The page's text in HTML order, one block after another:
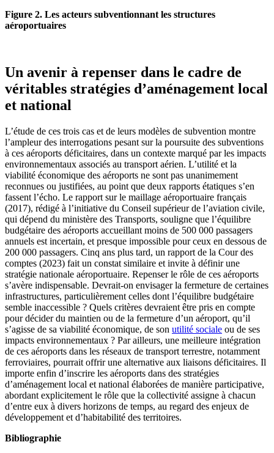
Figure 2. Les acteurs subventionnant les structures
aéroportuaires
Un avenir à repenser dans le cadre de
véritables stratégies d’aménagement local
et national
L’étude de ces trois cas et de leurs modèles de subvention montre
l’ampleur des interrogations pesant sur la poursuite des subventions
à ces aéroports déficitaires, dans un contexte marqué par les impacts
environnementaux associés au transport aérien. L’utilité et la
viabilité économique des aéroports ne sont pas unanimement
reconnues ou justifiées, au point que deux rapports étatiques s’en
fassent l’écho. Le rapport sur le maillage aéroportuaire français
(2017), rédigé à l’initiative du Conseil supérieur de l’aviation civile,
qui dépend du ministère des Transports, souligne que l’équilibre
budgétaire des aéroports accueillant moins de 500 000 passagers
annuels est incertain, et presque impossible pour ceux en dessous de
200 000 passagers. Cinq ans plus tard, un rapport de la Cour des
comptes (2023) fait un constat similaire et invite à définir une
stratégie nationale aéroportuaire. Repenser le rôle de ces aéroports
s’avère indispensable. Devrait-on envisager la fermeture de certaines
infrastructures, particulièrement celles dont l’équilibre budgétaire
semble inaccessible ? Quels critères devraient être pris en compte
pour décider du maintien ou de la fermeture d’un aéroport, qu’il
s’agisse de sa viabilité économique, de son utilité sociale ou de ses
impacts environnementaux ? Par ailleurs, une meilleure intégration
de ces aéroports dans les réseaux de transport terrestre, notamment
ferroviaires, pourrait offrir une alternative aux liaisons déficitaires. Il
importe enfin d’inscrire les aéroports dans des stratégies
d’aménagement local et national élaborées de manière participative,
abordant explicitement le rôle que la collectivité assigne à chacun
d’entre eux à divers horizons de temps, au regard des enjeux de
développement et d’habitabilité des territoires.
Bibliographie